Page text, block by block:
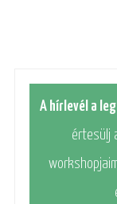
A hírlevél a
értesülj